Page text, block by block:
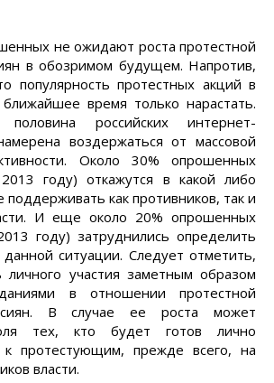
не ожидают роста протестной
в обозримом будущем. Напротив,
популярность протестных акций в
время только нарастать.
российских интернет-
воздержаться от массовой
Около 30% опрошенных
году) откажутся в какой либо
как противников, так и
И еще около 20% опрошенных
году) затруднились определить
ситуации. Следует отметить,
личного участия заметным образом
в отношении протестной
В случае ее роста может
тех, кто будет готов лично
к протестующим, прежде всего, на
власти.